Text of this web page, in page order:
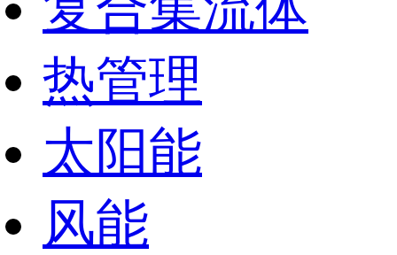
热管理
太阳能
风能